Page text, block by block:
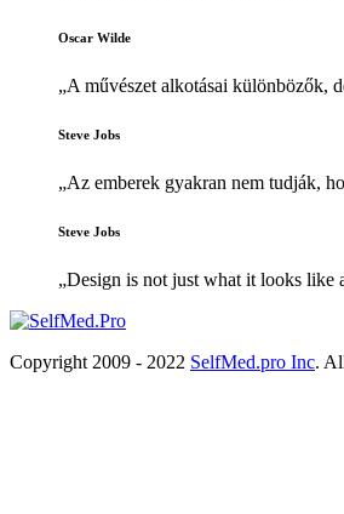
Oscar Wilde
„A művészet alkotásai különbözők,
Steve Jobs
„Az emberek gyakran nem tudják,
Steve Jobs
„Design is not just what it looks
Copyright 2009 - 2022 SelfMed.pro Inc.